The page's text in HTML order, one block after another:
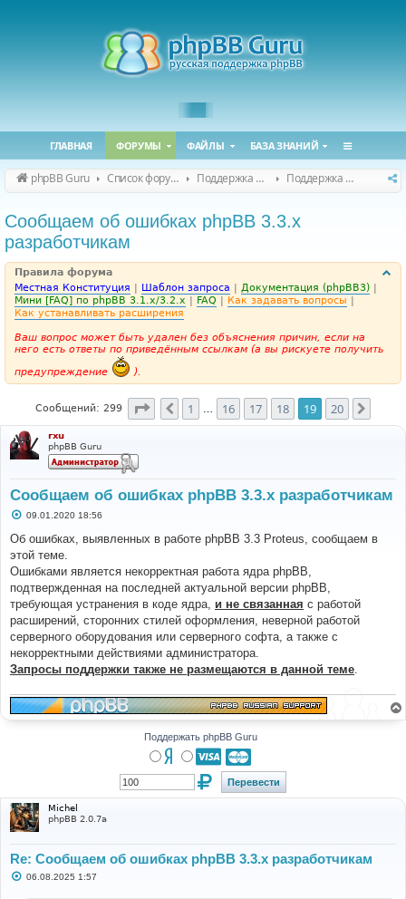
ГЛАВНАЯ ФОРУМЫ ФАЙЛЫ БАЗА ЗНАНИЙ
phpBB Guru Список форумов Поддержка phpBB Поддержка phpBB 3.3.x
Сообщаем об ошибках phpBB 3.3.x
разработчикам
Правила форума
Местная Конституция | Шаблон запроса | Документация (phpBB3) |
Мини [FAQ] по phpBB 3.1.x/3.2.x | FAQ | Как задавать вопросы |
Как устанавливать расширения
Ваш вопрос может быть удален без объяснения причин, если на
него есть ответы по приведённым ссылкам (а вы рискуете получить
предупреждение
).
Сообщений: 299 Страница19 из 20
Пред.
1 16 17 18 19 20
rxu
phpBB Guru
Сообщаем об ошибках phpBB 3.3.x разработчикам
С
о
б
щ
е
н
и
е
09.01.2020 18:56
Об ошибках, выявленных в работе phpBB 3.3 Proteus, сообщаем в
этой теме.
Ошибками является некорректная работа ядра phpBB,
подтвержденная на последней актуальной версии phpBB,
требующая устранения в коде ядра, и не связанная с работой
расширений, сторонних стилей оформления, неверной работой
серверного оборудования или серверного софта, а также с
некорректными действиями администратора.
Запросы поддержки также не размещаются в данной теме.
Поддержать phpBB Guru
Michel
phpBB 2.0.7a
Re: Сообщаем об ошибках phpBB 3.3.x разработчикам
С06.08.2025 1:57